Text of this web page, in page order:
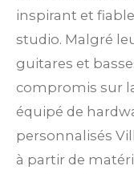
inspirant et
studio. Malgré
guitares et
compromis sur
équipé de
personnalisés
à partir de